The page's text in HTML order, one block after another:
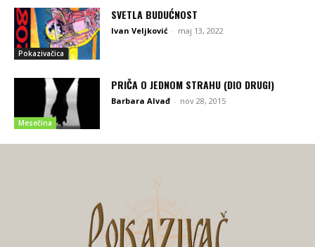
Pokazivačica
SVETLA BUDUĆNOST
Ivan Veljković - maj 13, 2022
Mesečina
PRIČA O JEDNOM STRAHU (DIO DRUGI)
Barbara Alvađ - nov 28, 2015